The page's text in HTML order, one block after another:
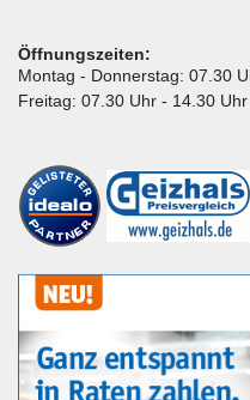
Öffnungszeiten:
Montag - Donnerstag: 07.30
Freitag: 07.30 Uhr - 14.30 Uhr